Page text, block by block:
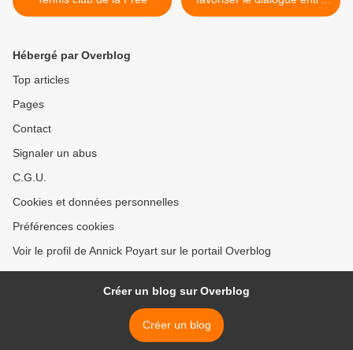
les habitants, les élus
Hébergé par Overblog
Top articles
Pages
Contact
Signaler un abus
C.G.U.
Cookies et données personnelles
Préférences cookies
Voir le profil de Annick Poyart sur le portail Overblog
Créer un blog sur Overblog
Créer un blog